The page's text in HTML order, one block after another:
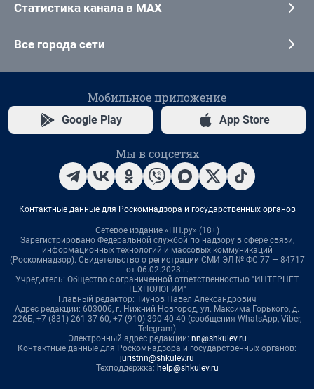
Статистика канала в MAX
Все города сети
Мобильное приложение
Google Play App Store
Мы в соцсетях
Контактные данные для Роскомнадзора и государственных органов
Сетевое издание «НН.ру» (18+)
Зарегистрировано Федеральной службой по надзору в сфере связи,
информационных технологий и массовых коммуникаций
(Роскомнадзор). Свидетельство о регистрации СМИ ЭЛ № ФС 77 — 84717
от 06.02.2023 г.
Учредитель: Общество с ограниченной ответственностью "ИНТЕРНЕТ
ТЕХНОЛОГИИ"
Главный редактор: Тиунов Павел Александрович
Адрес редакции: 603006, г. Нижний Новгород, ул. Максима Горького, д.
226Б, +7 (831) 261-37-60, +7 (910) 390-40-40 (сообщения WhatsApp, Viber,
Telegram)
Электронный адрес редакции: nn@shkulev.ru
Контактные данные для Роскомнадзора и государственных органов:
juristnn@shkulev.ru
Техподдержка: help@shkulev.ru